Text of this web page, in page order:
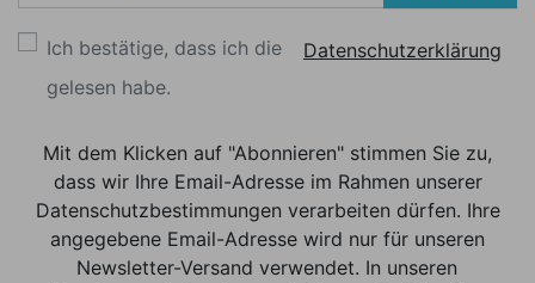
Ich bestätige, dass ich die
Datenschutzerklärung
gelesen habe.
Mit dem Klicken auf "Abonnieren" stimmen Sie zu,
dass wir Ihre Email-Adresse im Rahmen unserer
Datenschutzbestimmungen verarbeiten dürfen. Ihre
angegebene Email-Adresse wird nur für unseren
Newsletter-Versand verwendet. In unseren